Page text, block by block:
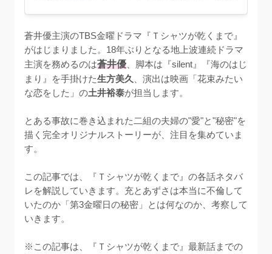
蒼井優主演のTBS金曜ドラマ『Ｔシャツが乾くまで』
がはじまりました。18年ぶりとなる地上波連続ドラマ
主演を務めるのは蒼井優 、脚本は『silent』『海のはじ
まり』を手掛けた生方美久
、演出は映画「花束みたい
な恋をした」の土井裕泰が担当します。
とある事故に巻き込まれた二組の夫婦の"愛"と"秘密"を
描く完全オリジナルストーリーが、注目を集めていま
す。
この記事では、『Ｔシャツが乾くまで』の各話ネタバ
レを解説していきます。充とあずさは本当に不倫して
いたのか「第3金曜日の秘密」とは何なのか、考察して
いきます。
※この記事は、『Ｔシャツが乾くまで』最新話までの